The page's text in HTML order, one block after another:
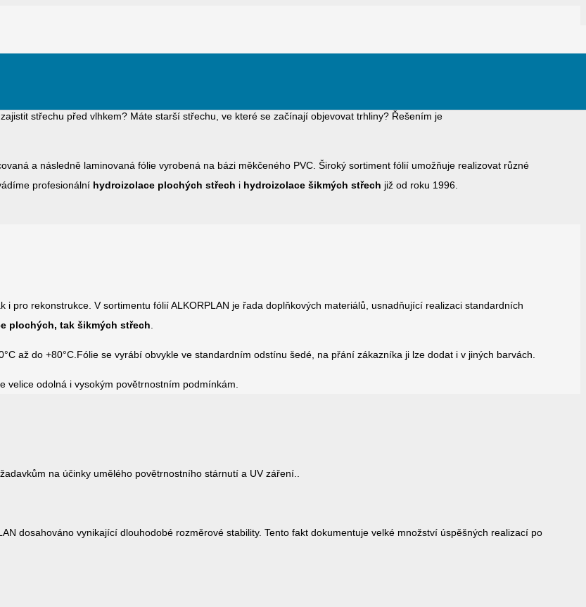
střechu před vlhkem? Máte starší střechu, ve které se začínají objevovat trhliny? Řešením je
a následně laminovaná fólie vyrobená na bázi měkčeného PVC. Široký sortiment fólií umožňuje realizovat různé
profesionální hydroizolace plochých střech i hydroizolace šikmých střech již od roku 1996.
i pro rekonstrukce. V sortimentu fólií ALKORPLAN je řada doplňkových materiálů, usnadňující realizaci standardních
plochých, tak šikmých střech.
až do +80°C.Fólie se vyrábí obvykle ve standardním odstínu šedé, na přání zákazníka ji lze dodat i v jiných barvách.
velice odolná i vysokým povětrnostním podmínkám.
na účinky umělého povětrnostního stárnutí a UV záření..
dosahováno vynikající dlouhodobé rozměrové stability. Tento fakt dokumentuje velké množství úspěšných realizací po